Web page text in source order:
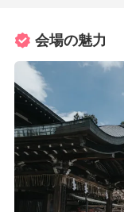
会場の魅力